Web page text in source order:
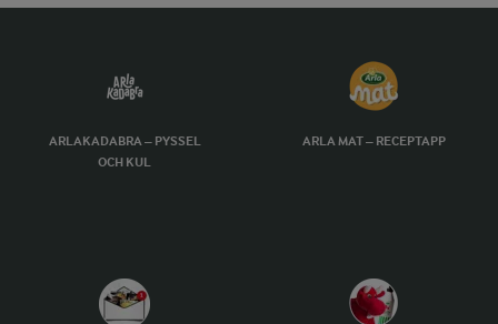
ARLAKADABRA – PYSSEL
OCH KUL
ARLA MAT – RECEPTAPP